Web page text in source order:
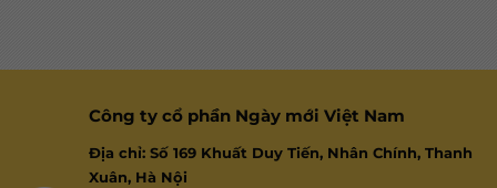
Công ty cổ phần Ngày mới Việt Nam
Địa chỉ: Số 169 Khuất Duy Tiến, Nhân Chính, Thanh
Xuân, Hà Nội